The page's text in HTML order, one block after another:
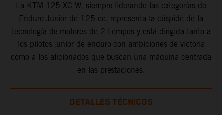
La KTM 125 XC-W, siempre liderando las categorías de
Enduro Junior de 125 cc, representa la cúspide de la
tecnología de motores de 2 tiempos y está dirigida tanto a
los pilotos junior de enduro con ambiciones de victoria
como a los aficionados que buscan una máquina centrada
en las prestaciones.
DETALLES TÉCNICOS